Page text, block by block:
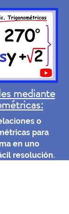
mediante
o
para
en uno
resolución.